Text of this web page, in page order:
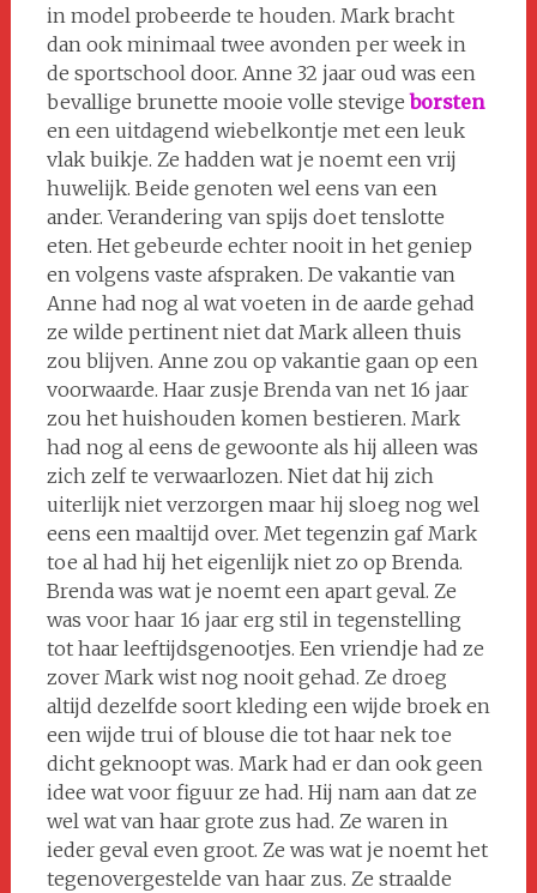
in model probeerde te houden. Mark bracht
dan ook minimaal twee avonden per week in
de sportschool door. Anne 32 jaar oud was een
bevallige brunette mooie volle stevigeborsten
en een uitdagend wiebelkontje met een leuk
vlak buikje. Ze hadden wat je noemt een vrij
huwelijk. Beide genoten wel eens van een
ander. Verandering van spijs doet tenslotte
eten. Het gebeurde echter nooit in het geniep
en volgens vaste afspraken. De vakantie van
Anne had nog al wat voeten in de aarde gehad
ze wilde pertinent niet dat Mark alleen thuis
zou blijven. Anne zou op vakantie gaan op een
voorwaarde. Haar zusje Brenda van net 16 jaar
zou het huishouden komen bestieren. Mark
had nog al eens de gewoonte als hij alleen was
zich zelf te verwaarlozen. Niet dat hij zich
uiterlijk niet verzorgen maar hij sloeg nog wel
eens een maaltijd over. Met tegenzin gaf Mark
toe al had hij het eigenlijk niet zo op Brenda.
Brenda was wat je noemt een apart geval. Ze
was voor haar 16 jaar erg stil in tegenstelling
tot haar leeftijdsgenootjes. Een vriendje had ze
zover Mark wist nog nooit gehad. Ze droeg
altijd dezelfde soort kleding een wijde broek en
een wijde trui of blouse die tot haar nek toe
dicht geknoopt was. Mark had er dan ook geen
idee wat voor figuur ze had. Hij nam aan dat ze
wel wat van haar grote zus had. Ze waren in
ieder geval even groot. Ze was wat je noemt het
tegenovergestelde van haar zus. Ze straalde